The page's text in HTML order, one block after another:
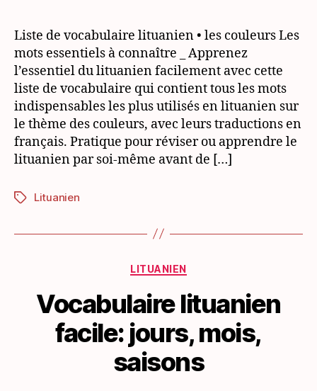
vocabulaire
pour
débutant:
les
couleurs
Liste de vocabulaire lituanien • les couleurs Les
mots essentiels à connaître _ Apprenez
l’essentiel du lituanien facilement avec cette
liste de vocabulaire qui contient tous les mots
indispensables les plus utilisés en lituanien sur
le thème des couleurs, avec leurs traductions en
français. Pratique pour réviser ou apprendre le
lituanien par soi-même avant de […]
Étiquettes
Lituanien
Catégories
LITUANIEN
Vocabulaire lituanien
facile: jours, mois,
saisons